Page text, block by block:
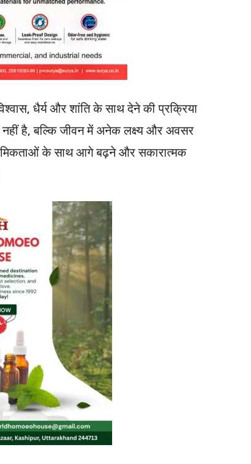
धैर्य और शांति के साथ देने की प्रक्रिया
नहीं है, बल्कि जीवन में अनेक लक्ष्य और अवसर
के साथ आगे बढ़ने और सकारात्मक